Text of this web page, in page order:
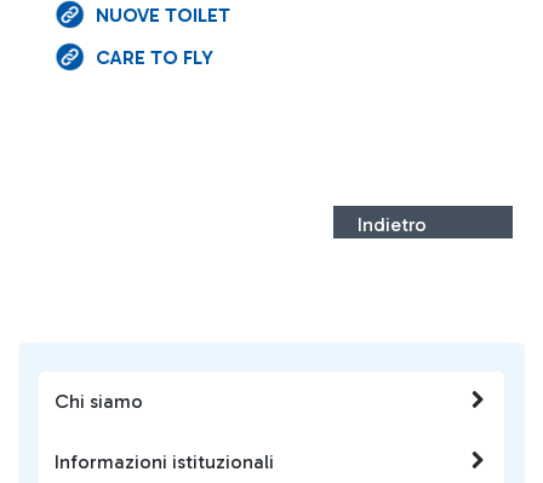
Chi siamo
Informazioni istituzionali
NUOVE TOILET
CARE TO FLY
Indietro